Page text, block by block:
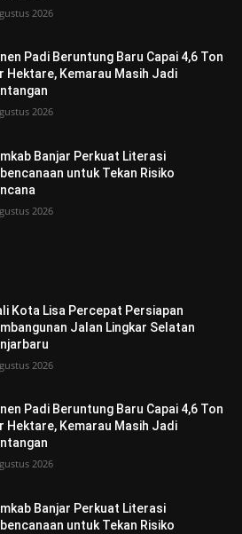
2026
Padi Beruntung Baru Capai 4,6 Ton
Hektare, Kemarau Masih Jadi
2026
Banjar Perkuat Literasi
untuk Tekan Risiko
2026
Kota Lisa Percepat Persiapan
Jalan Lingkar Selatan
2026
Padi Beruntung Baru Capai 4,6 Ton
Hektare, Kemarau Masih Jadi
2026
Banjar Perkuat Literasi
untuk Tekan Risiko